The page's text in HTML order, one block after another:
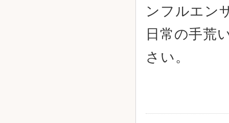
ンフルエン
日常の手荒
さい。